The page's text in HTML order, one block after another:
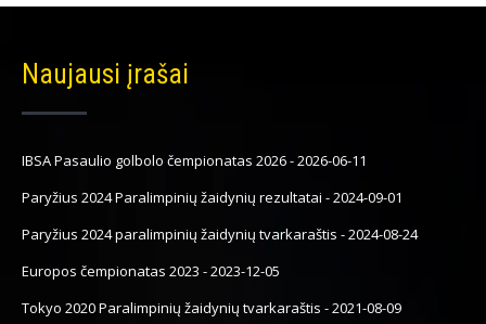
Naujausi įrašai
IBSA Pasaulio golbolo čempionatas 2026-2026-06-11
Paryžius 2024 Paralimpinių žaidynių rezultatai -2024-09-01
Paryžius 2024 paralimpinių žaidynių tvarkaraštis -2024-08-24
Europos čempionatas 2023 -2023-12-05
Tokyo 2020 Paralimpinių žaidynių tvarkaraštis -2021-08-09